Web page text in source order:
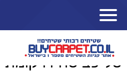
»
»
סל כביסה דו